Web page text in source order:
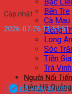
Bến Tre
Cà Mau
Đồng
Long An
Sóc
Tiền
Trà Vinh
Người Nổi
Liên Hệ
Cập nhật
2026-07-26 11:51:51
ĐÃ KIỂM DUYỆT